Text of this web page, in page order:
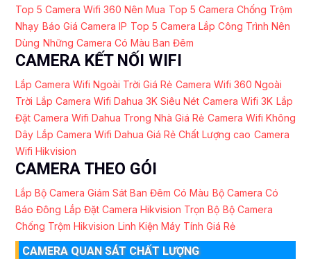
Top 5 Camera Wifi 360 Nên Mua Top 5 Camera Chống Trộm
Nhạy Báo Giá Camera IP Top 5 Camera Lắp Công Trình Nên
Dùng Những Camera Có Màu Ban Đêm
CAMERA KẾT NỐI WIFI
Lắp Camera Wifi Ngoài Trời Giá Rẻ Camera Wifi 360 Ngoài
Trời Lắp Camera Wifi Dahua 3K Siêu Nét Camera Wifi 3K Lắp
Đặt Camera Wifi Dahua Trong Nhà Giá Rẻ Camera Wifi Không
Dây Lắp Camera Wifi Dahua Giá Rẻ Chất Lượng cao Camera
Wifi Hikvision
CAMERA THEO GÓI
Lắp Bộ Camera Giám Sát Ban Đêm Có Màu Bộ Camera Có
Báo Đông Lắp Đặt Camera Hikvision Trọn Bộ Bộ Camera
Chống Trộm Hikvision Linh Kiện Máy Tính Giá Rẻ
CAMERA QUAN SÁT CHẤT LƯỢNG